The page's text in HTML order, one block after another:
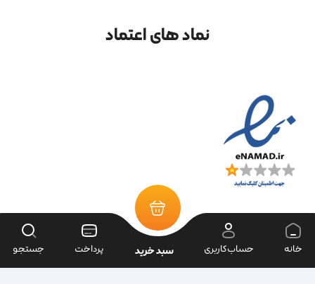
نماد های اعتماد
خانه حساب‌کاربری سبد خرید پرداخت جستجو